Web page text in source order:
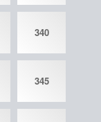
340
345